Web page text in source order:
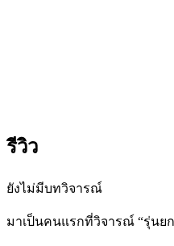
รีวิว
ยังไม่มีบทวิจารณ์
มาเป็นคนแรกที่วิจารณ์ “รุ่นย